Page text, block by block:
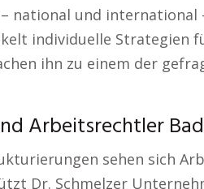
national und international
individuelle Strategien
ihn zu einem der
Arbeitsrechtler
sehen sich
Dr. Schmelzer